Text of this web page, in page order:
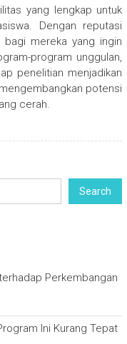
yang lengkap untuk
Dengan reputasi
bagi mereka yang ingin
program unggulan,
penelitian menjadikan
potensi
cerah.
Search
Perkembangan
Ini Kurang Tepat